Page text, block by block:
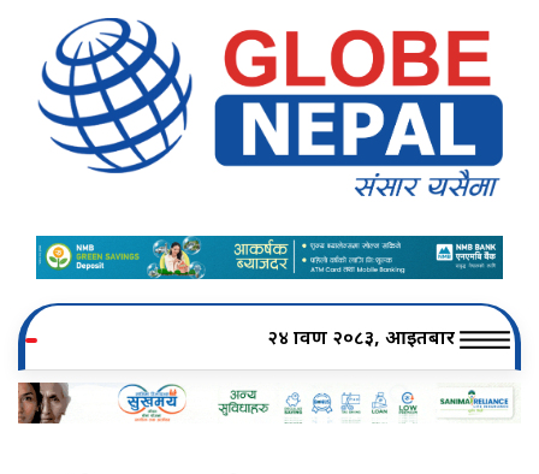
२४ श्रावण २०८३, आइतबार